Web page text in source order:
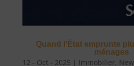
Quand l’État emprunte
ménages
12 - Oct - 2025 | Immobilier,